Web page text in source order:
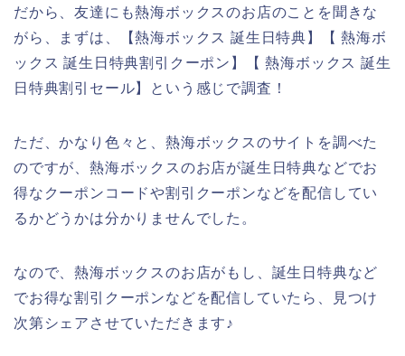
だから、友達にも熱海ボックスのお店のことを聞きな
がら、まずは、【熱海ボックス 誕生日特典】【 熱海ボ
ックス 誕生日特典割引クーポン】【 熱海ボックス 誕生
日特典割引セール】という感じで調査！
ただ、かなり色々と、熱海ボックスのサイトを調べた
のですが、熱海ボックスのお店が誕生日特典などでお
得なクーポンコードや割引クーポンなどを配信してい
るかどうかは分かりませんでした。
なので、熱海ボックスのお店がもし、誕生日特典など
でお得な割引クーポンなどを配信していたら、見つけ
次第シェアさせていただきます♪